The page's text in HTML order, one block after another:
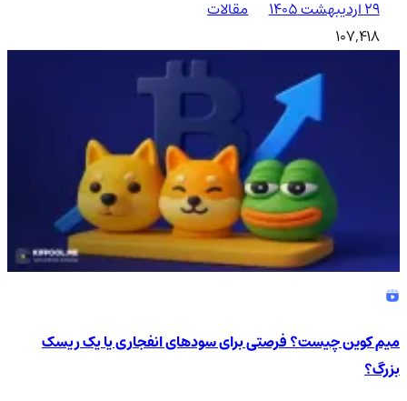
۲۹ اردیبهشت ۱۴۰۵
مقالات
107,418
میم کوین چیست؟ فرصتی برای سودهای انفجاری یا یک ریسک
بزرگ؟